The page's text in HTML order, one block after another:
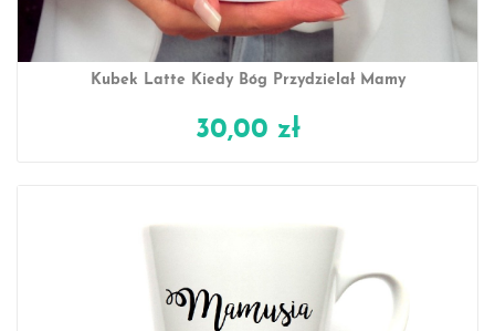
Kubek Latte Kiedy Bóg Przydzielał Mamy
30,00 zł